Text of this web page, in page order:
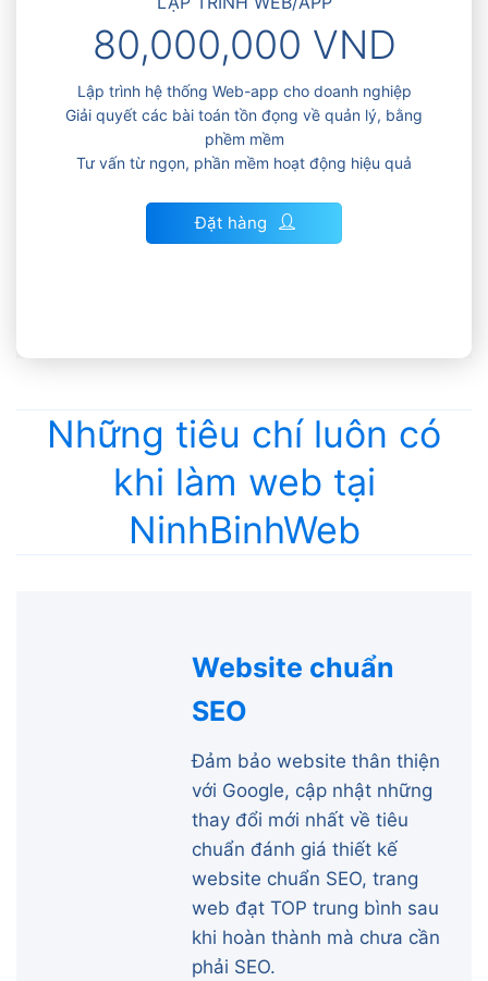
80,000,000 VND
Lập trình hệ thống Web-app cho doanh nghiệp
Giải quyết các bài toán tồn đọng về quản lý, bằng
phềm mềm
Tư vấn từ ngọn, phần mềm hoạt động hiệu quả
Đặt hàng
Những tiêu chí luôn có
khi làm web tại
NinhBinhWeb
Website chuẩn
SEO
Đảm bảo website thân thiện
với Google, cập nhật những
thay đổi mới nhất về tiêu
chuẩn đánh giá thiết kế
website chuẩn SEO, trang
web đạt TOP trung bình sau
khi hoàn thành mà chưa cần
phải SEO.